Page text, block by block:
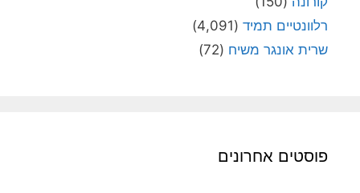
רלוונטיים תמיד (4,091)
שרית אונגר משיח (72)
פוסטים אחרונים